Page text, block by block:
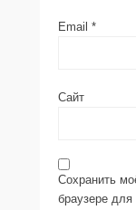
Email *
Сайт
Сохранить
браузере